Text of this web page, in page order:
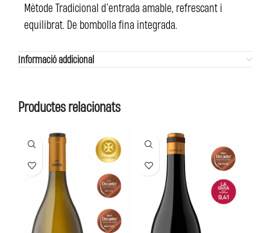
Mètode Tradicional d’entrada amable, refrescant i
equilibrat. De bombolla fina integrada.
Informació addicional
Productes relacionats